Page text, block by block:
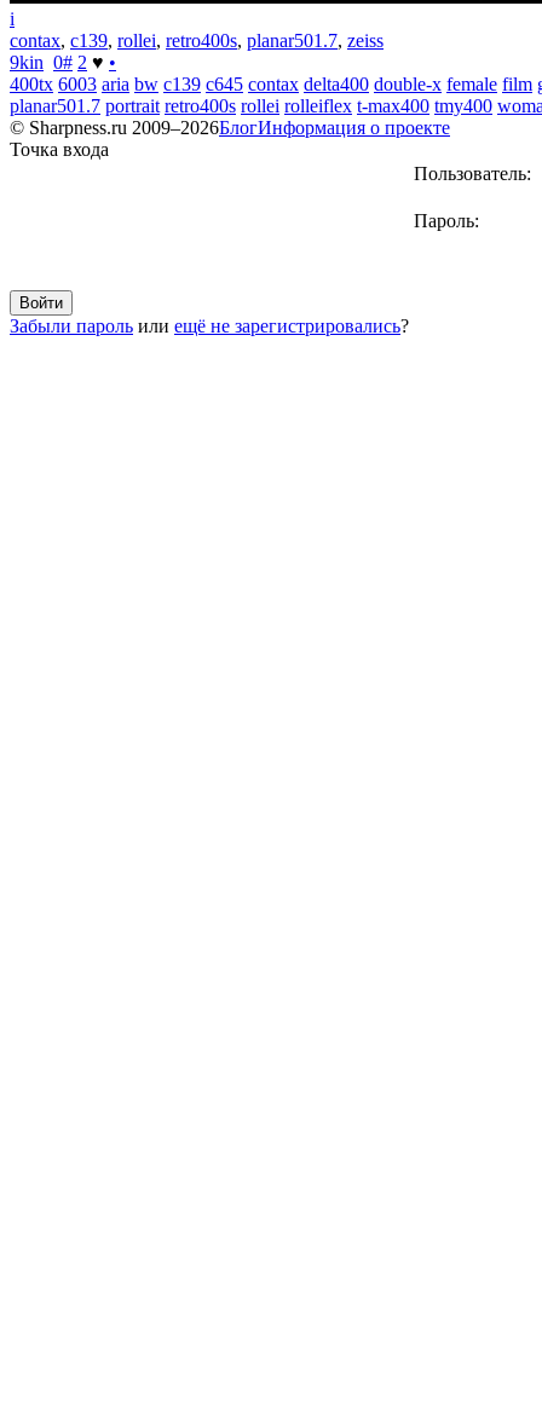
i
contax, c139, rollei, retro400s, planar501.7, zeiss
9kin 0# 2 ♥ •
400tx 6003 aria bw c139 c645 contax delta400 double-x female film
planar501.7 portrait retro400s rollei rolleiflex t-max400 tmy400
© Sharpness.ru 2009–2026БлогИнформация о проекте
Точка входа
Пользователь:
Пароль:
Забыли пароль или ещё не зарегистрировались?